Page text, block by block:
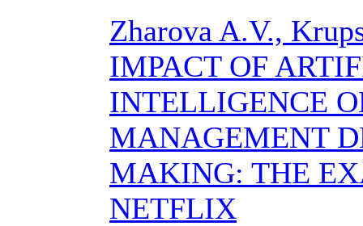
Zharova A.V.,
IMPACT OF
INTELLIGENCE
MANAGEMENT
MAKING: THE
NETFLIX